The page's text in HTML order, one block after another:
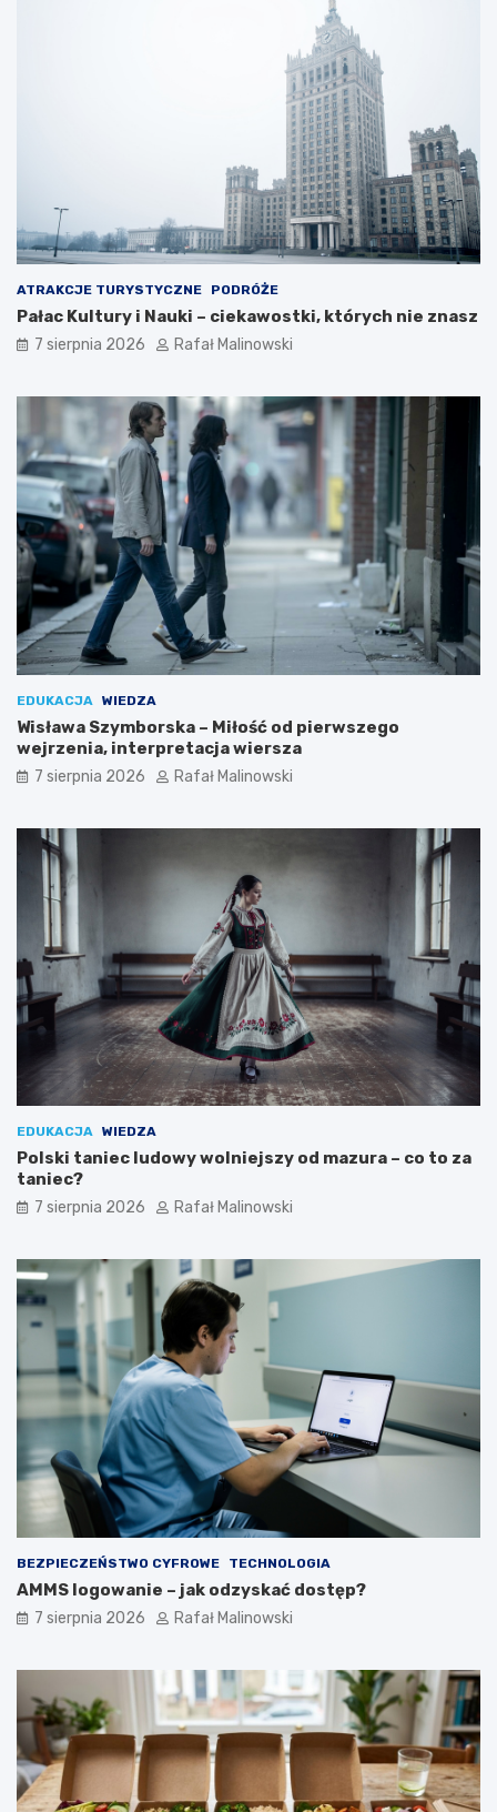
ATRAKCJE TURYSTYCZNE PODRÓŻE
Pałac Kultury i Nauki – ciekawostki, których nie znasz
7 sierpnia 2026 Rafał Malinowski
EDUKACJA WIEDZA
Wisława Szymborska – Miłość od pierwszego
wejrzenia, interpretacja wiersza
7 sierpnia 2026 Rafał Malinowski
EDUKACJA WIEDZA
Polski taniec ludowy wolniejszy od mazura – co to za
taniec?
7 sierpnia 2026 Rafał Malinowski
BEZPIECZEŃSTWO CYFROWE TECHNOLOGIA
AMMS logowanie – jak odzyskać dostęp?
7 sierpnia 2026 Rafał Malinowski